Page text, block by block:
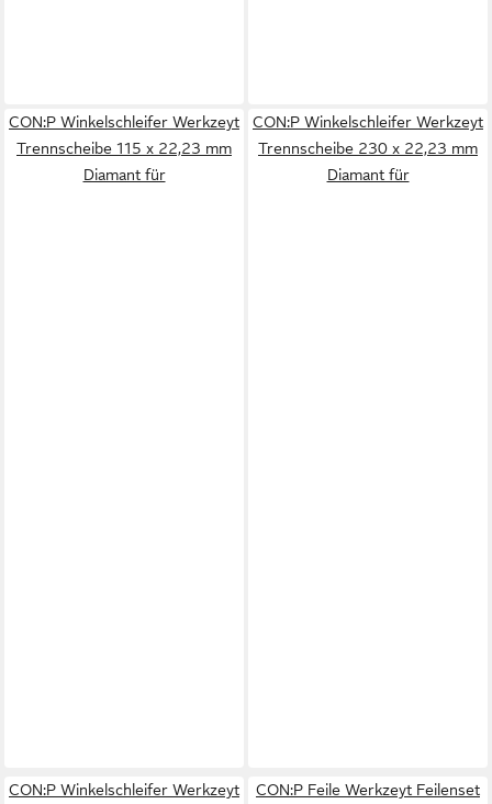
CON:P Winkelschleifer Werkzeyt
Trennscheibe 115 x 22,23 mm
Diamant für
CON:P Winkelschleifer Werkzeyt
Trennscheibe 230 x 22,23 mm
Diamant für
CON:P Winkelschleifer Werkzeyt CON:P Feile Werkzeyt Feilenset